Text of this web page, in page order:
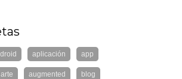
aplicación app
arte augmented blog